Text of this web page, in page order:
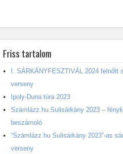
Friss tartalom
I. SÁRKÁNYFESZTIVÁL 2024 felnőtt
verseny
Ipoly-Duna túra 2023
Számlázz.hu Sulisárkány 2023 –
beszámoló
“Számlázz.hu Sulisárkány 2023”-as
verseny